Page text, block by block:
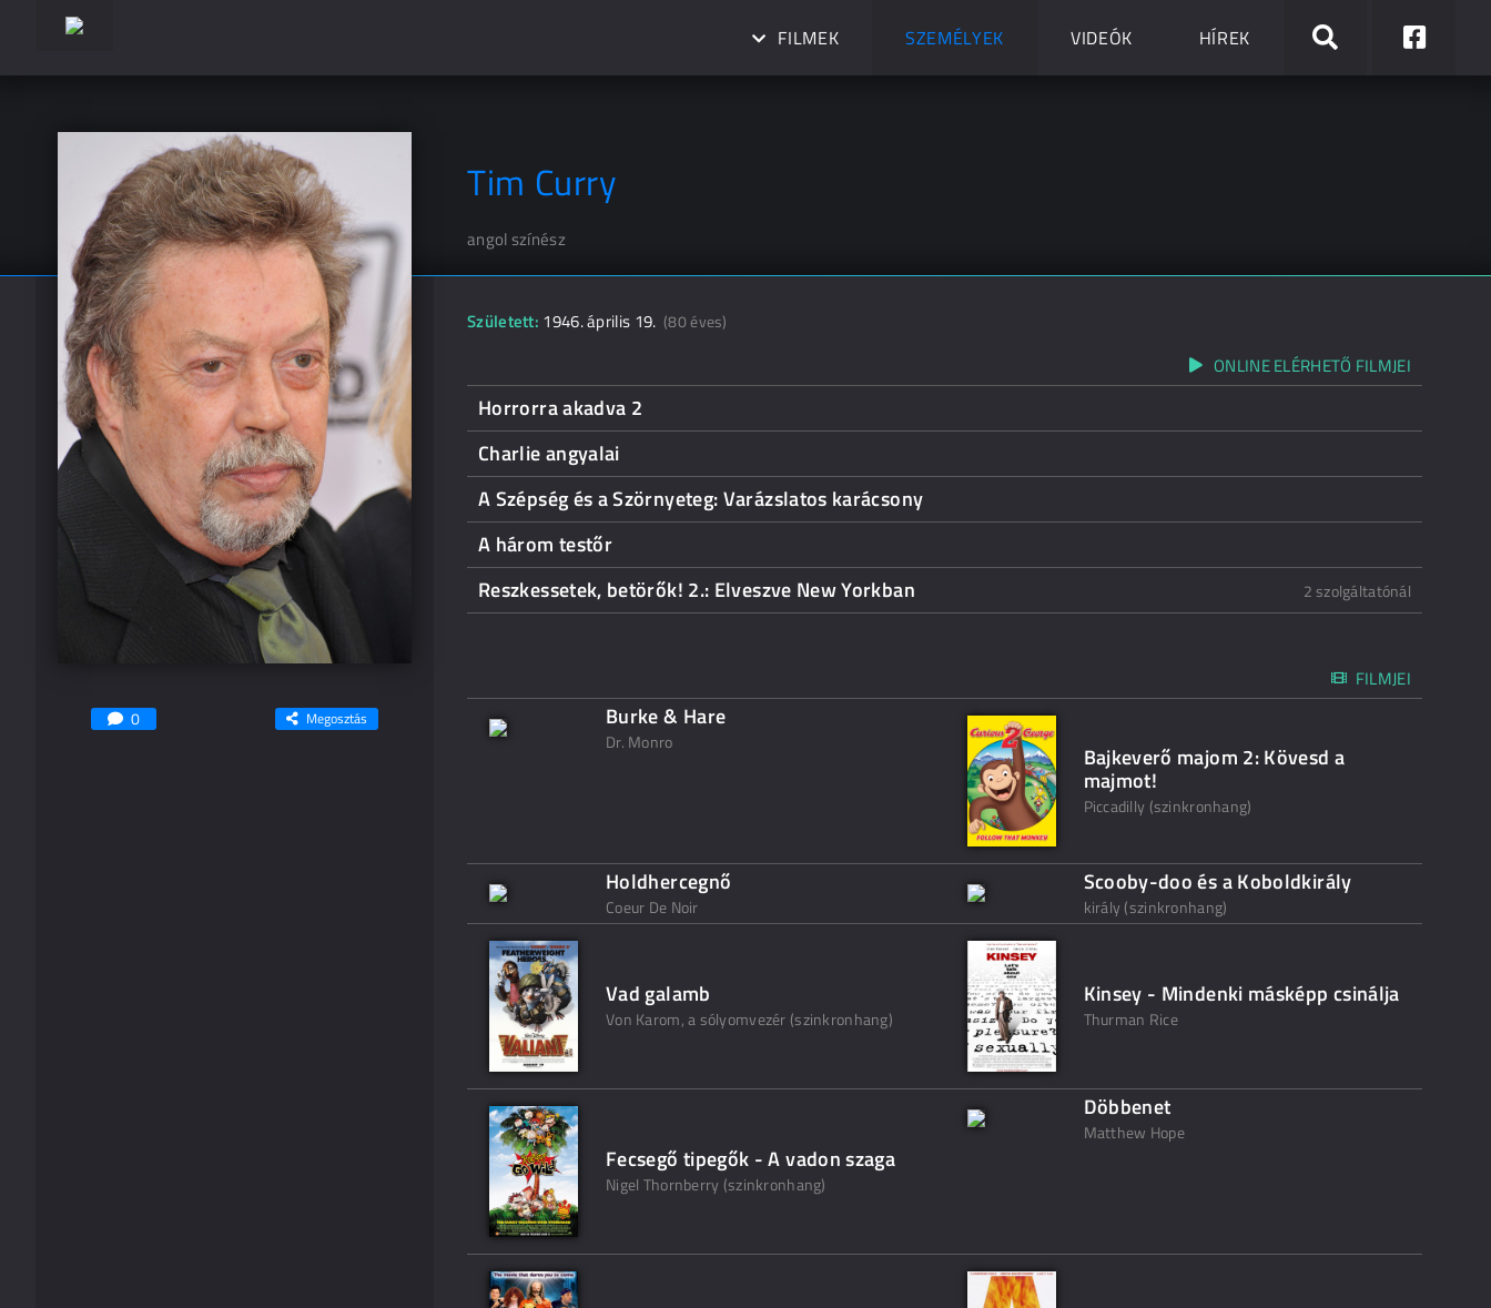
FILMEK SZEMÉLYEK VIDEÓK HÍREK
Tim Curry
angol színész
0 Megosztás
Született: 1946. április 19. (80 éves)
ONLINE ELÉRHETŐ FILMJEI
Horrorra akadva 2
Charlie angyalai
A Szépség és a Szörnyeteg: Varázslatos karácsony
A három testőr
Reszkessetek, betörők! 2.: Elveszve New Yorkban
2 szolgáltatónál
FILMJEI
Burke & Hare
Dr. Monro
Bajkeverő majom 2: Kövesd a
majmot!
Piccadilly (szinkronhang)
Holdhercegnő
Coeur De Noir
Scooby-doo és a Koboldkirály
király (szinkronhang)
Vad galamb
Von Karom, a sólyomvezér (szinkronhang)
Kinsey - Mindenki másképp csinálja
Thurman Rice
Fecsegő tipegők - A vadon szaga
Nigel Thornberry (szinkronhang)
Döbbenet
Matthew Hope